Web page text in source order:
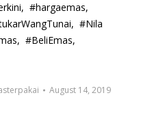
#hargaemas,
#Nila
#BeliEmas,
August 14, 2019